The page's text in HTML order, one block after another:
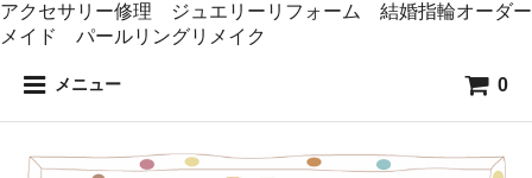
アクセサリー修理 ジュエリーリフォーム 結婚指輪オーダー
メイド パールリングリメイク
メニュー 0